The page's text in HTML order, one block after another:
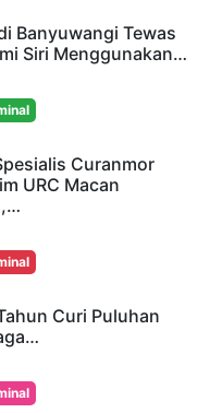
Banyuwangi Tewas
Siri Menggunakan…
Curanmor
URC Macan
Curi Puluhan